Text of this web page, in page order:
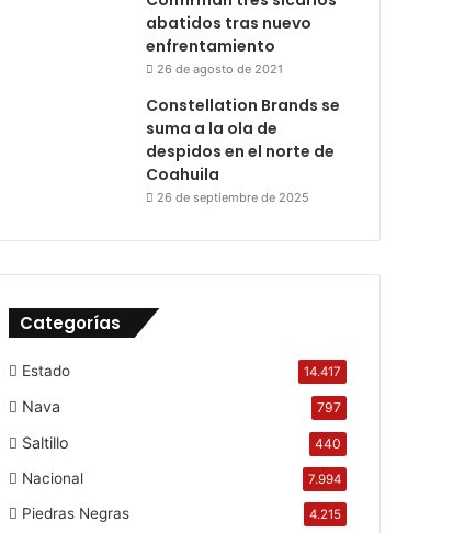
abatidos tras nuevo
enfrentamiento
26 de agosto de 2021
Constellation Brands se
suma a la ola de
despidos en el norte de
Coahuila
26 de septiembre de 2025
Categorías
Estado 14.417
Nava 797
Saltillo 440
Nacional 7.994
Piedras Negras 4.215